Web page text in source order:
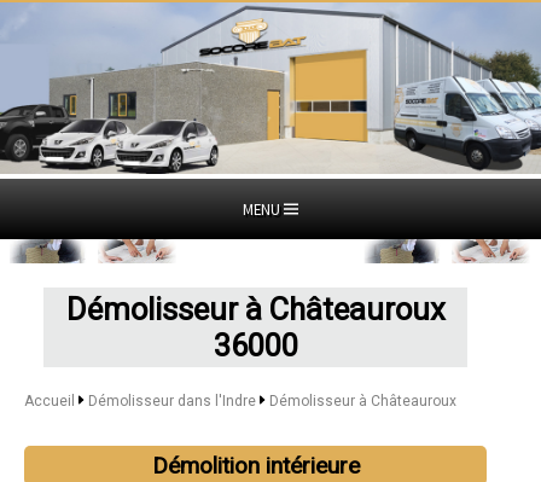
MENU
Démolisseur à Châteauroux
36000
Accueil Démolisseur dans l'Indre Démolisseur à Châteauroux
Démolition intérieure